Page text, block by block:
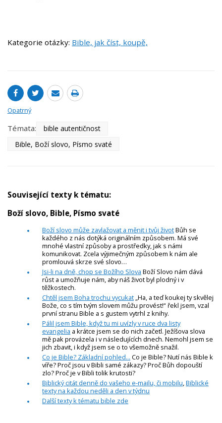
Kategorie otázky: Bible, jak číst, koupě,
Opatrný
Témata:
bible autentičnost
Bible, Boží slovo, Písmo svaté
Související texty k tématu:
Boží slovo, Bible, Písmo svaté
Boží slovo může zavlažovat a měnit i tvůj životBůh se
každého z nás dotýká originálním způsobem. Má své
mnohé vlastní způsoby a prostředky, jak s námi
komunikovat. Zcela výjimečným způsobem k nám ale
promlouvá skrze své slovo…
Jsi-li na dně, chop se Božího Slova Boží Slovo nám dává
růst a umožňuje nám, aby náš život byl plodný i v
těžkostech.
Chtěl jsem Boha trochu vycukat „Ha, a teď koukej ty skvělej
Bože, co s tím tvým slovem můžu provést!“ řekl jsem, vzal
první stranu Bible a s gustem vytrhl z knihy.
Pálil jsem Bible, když tu mi uvízly v ruce dva listy
evangelia a krátce jsem se do nich začetl. Ježíšova slova
mě pak provázela i v následujících dnech. Nemohl jsem se
jich zbavit, i když jsem se o to všemožně snažil.
Co je Bible? Základní pohled... Co je Bible? Nutí nás Bible k
víře? Proč jsou v Bibli samé zákazy? Proč Bůh dopouští
zlo? Proč je v Bibli tolik krutosti?
Biblický citát denně do vašeho e-mailu, či mobilu,Biblické
texty na každou neděli a den v týdnu
Další texty k tématu bible zde